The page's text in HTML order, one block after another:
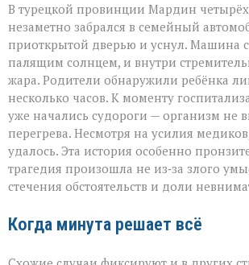
В турецкой провинции Мардин
незаметно забрался в семейный
приоткрытой дверью и уснул. Машина
палящим солнцем, и внутри
жара. Родители обнаружили ребёнка
несколько часов. К моменту
уже начались судороги — организм не
перегрева. Несмотря на усилия
удалось. Эта история особенно
трагедия произошла не из‑за злого
стечения обстоятельств и доли
Когда минута решает всё